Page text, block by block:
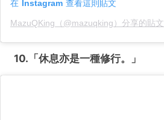
在 Instagram 查看這則貼文
MazuQKing（@mazuqking）分享的貼文
10.「休息亦是一種修行。 」